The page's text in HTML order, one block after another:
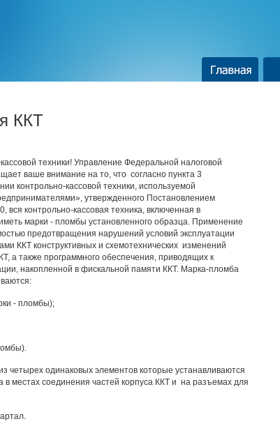
Главная
ККТ
техники! Управление Федеральной налоговой
ваше внимание на то, что согласно пункта 3
контрольно-кассовой техники, используемой
утвержденного Постановлением
контрольно-кассовая техника, включенная в
марки - пломбы установленного образца. Применение
предотвращения нарушений условий эксплуатации
ККТ конструктивных и схемотехнических изменений
а также программного обеспечения, приводящих к
накопленной в фискальной памяти ККТ. Марка-пломба
- пломбы);
четырех одинаковых элементов которые устанавливаются
в местах соединения частей корпуса ККТ и на разъемах для